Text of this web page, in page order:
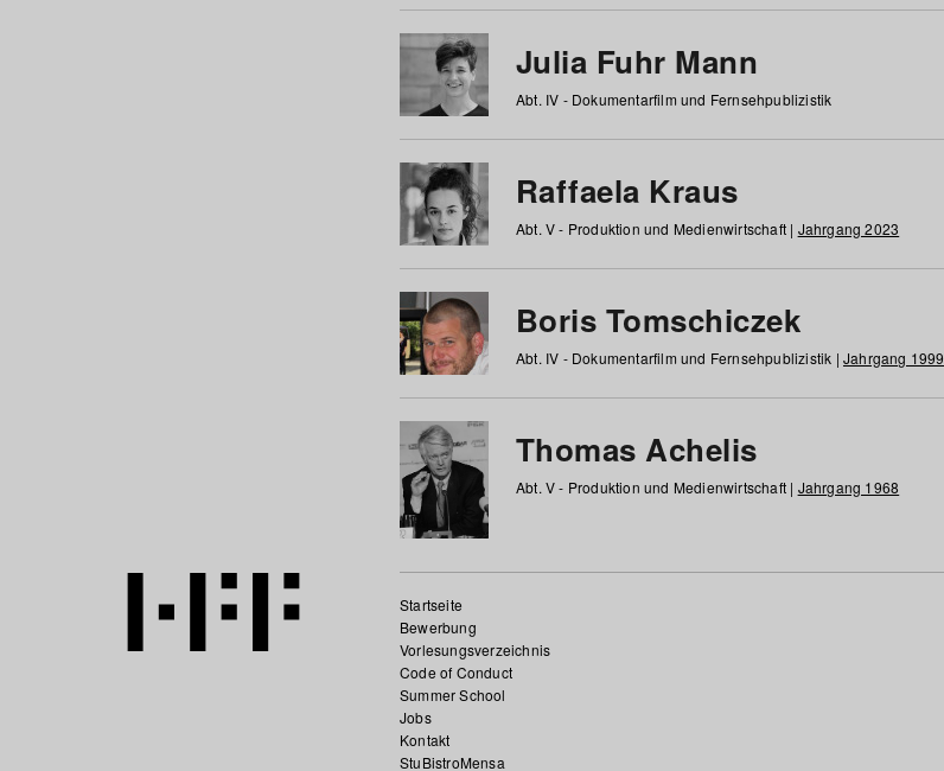
Julia Fuhr Mann
Abt. IV - Dokumentarfilm und Fernsehpublizistik
Raffaela Kraus
Abt. V - Produktion und Medienwirtschaft | Jahrgang 2023
Boris Tomschiczek
Abt. IV - Dokumentarfilm und Fernsehpublizistik | Jahrgang 1999
Thomas Achelis
Abt. V - Produktion und Medienwirtschaft | Jahrgang 1968
Startseite
Bewerbung
Vorlesungsverzeichnis
Code of Conduct
Summer School
Jobs
Kontakt
StuBistroMensa